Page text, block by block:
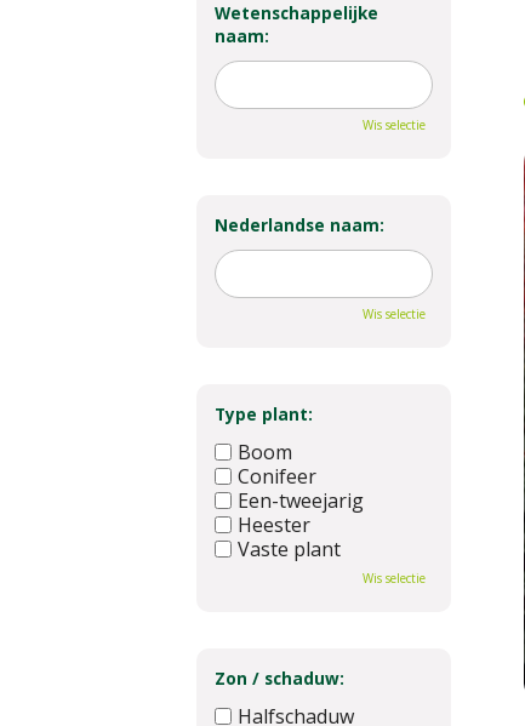
Wetenschappelijke
naam:
Wis selectie
Nederlandse naam:
Wis selectie
Type plant:
Boom
Conifeer
Een-tweejarig
Heester
Vaste plant
Wis selectie
Zon / schaduw:
Halfschaduw